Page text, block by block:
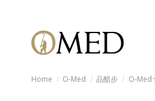
Home O-Med 品醋步 O-Med